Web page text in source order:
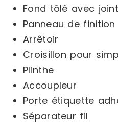
Fond tôlé avec
Panneau de finition
Arrêtoir
Croisillon pour
Plinthe
Accoupleur
Porte étiquette
Séparateur fil